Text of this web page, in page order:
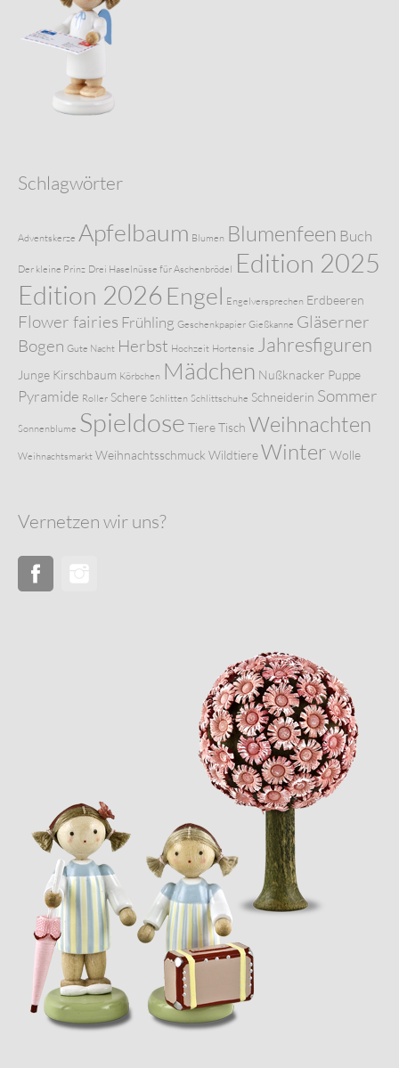
Schlagwörter
Adventskerze Apfelbaum Blumen Blumenfeen Buch
Der kleine Prinz Drei Haselnüsse für Aschenbrödel Edition 2025
Edition 2026 Engel Engelversprechen Erdbeeren
Flower fairies Frühling Geschenkpapier Gießkanne Gläserner
Bogen Gute Nacht Herbst Hochzeit Hortensie Jahresfiguren
Junge Kirschbaum Körbchen Mädchen Nußknacker Puppe
Pyramide Roller Schere Schlitten Schlittschuhe Schneiderin Sommer
Sonnenblume Spieldose TiereTisch Weihnachten
Weihnachtsmarkt Weihnachtsschmuck WildtiereWinter Wolle
Vernetzen wir uns?